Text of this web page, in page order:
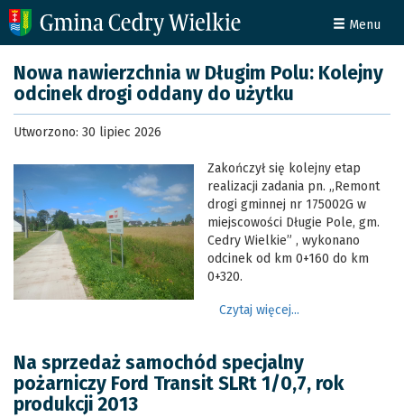
Menu
Nowa nawierzchnia w Długim Polu: Kolejny
odcinek drogi oddany do użytku
Utworzono: 30 lipiec 2026
Zakończył się kolejny etap
realizacji zadania pn. „Remont
drogi gminnej nr 175002G w
miejscowości Długie Pole, gm.
Cedry Wielkie” , wykonano
odcinek od km 0+160 do km
0+320.
Czytaj więcej...
Na sprzedaż samochód specjalny
pożarniczy Ford Transit SLRt 1/0,7, rok
produkcji 2013